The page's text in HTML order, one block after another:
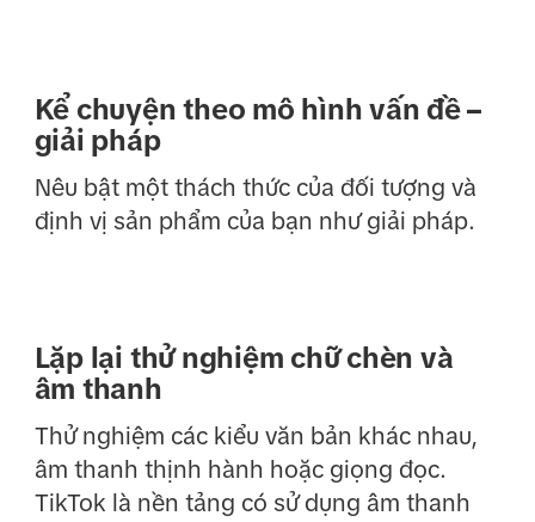
Kể chuyện theo mô hình vấn đề –
giải pháp
Nêu bật một thách thức của đối tượng và
định vị sản phẩm của bạn như giải pháp.
Lặp lại thử nghiệm chữ chèn và
âm thanh
Thử nghiệm các kiểu văn bản khác nhau,
âm thanh thịnh hành hoặc giọng đọc.
TikTok là nền tảng có sử dụng âm thanh